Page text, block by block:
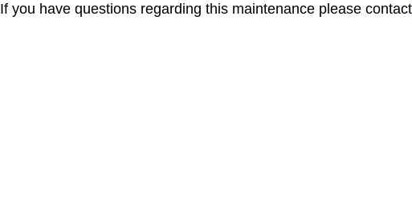
If you have questions regarding this maintenance please contact